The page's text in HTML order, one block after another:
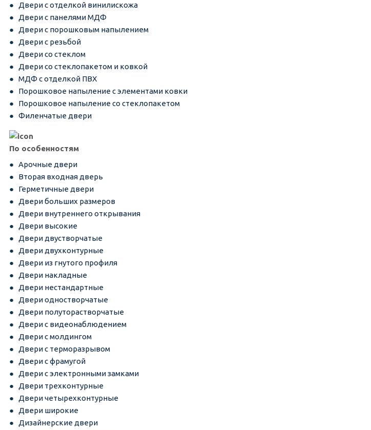
Двери с отделкой винилискожа
Двери с панелями МДФ
Двери с порошковым напылением
Двери с резьбой
Двери со стеклом
Двери со стеклопакетом и ковкой
МДФ с отделкой ПВХ
Порошковое напыление с элементами ковки
Порошковое напыление со стеклопакетом
Филенчатые двери
По особенностям
Арочные двери
Вторая входная дверь
Герметичные двери
Двери больших размеров
Двери внутреннего открывания
Двери высокие
Двери двустворчатые
Двери двухконтурные
Двери из гнутого профиля
Двери накладные
Двери нестандартные
Двери одностворчатые
Двери полуторастворчатые
Двери с видеонаблюдением
Двери с молдингом
Двери с терморазрывом
Двери с фрамугой
Двери с электронными замками
Двери трехконтурные
Двери четырехконтурные
Двери широкие
Дизайнерские двери